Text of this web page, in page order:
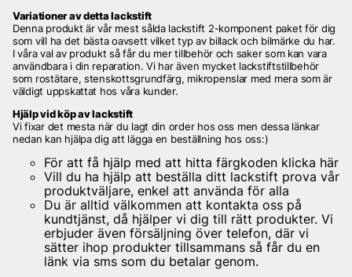
Variationer av detta lackstift
Denna produkt är vår mest sålda lackstift 2-komponent paket för dig
som vill ha det bästa oavsett vilket typ av billack och bilmärke du har.
I våra val av produkt så får du mer tillbehör och saker som kan vara
användbara i din reparation. Vi har även mycket lackstiftstillbehör
som rostätare, stenskottsgrundfärg, mikropenslar med mera som är
väldigt uppskattat hos våra kunder.
Hjälp vid köp av lackstift
Vi fixar det mesta när du lagt din order hos oss men dessa länkar
nedan kan hjälpa dig att lägga en beställning hos oss:)
För att få hjälp med att hitta färgkoden klicka här
Vill du ha hjälp att beställa ditt lackstift prova vår
produktväljare, enkel att använda för alla
Du är alltid välkommen att kontakta oss på
kundtjänst, då hjälper vi dig till rätt produkter. Vi
erbjuder även försäljning över telefon, där vi
sätter ihop produkter tillsammans så får du en
länk via sms som du betalar genom.